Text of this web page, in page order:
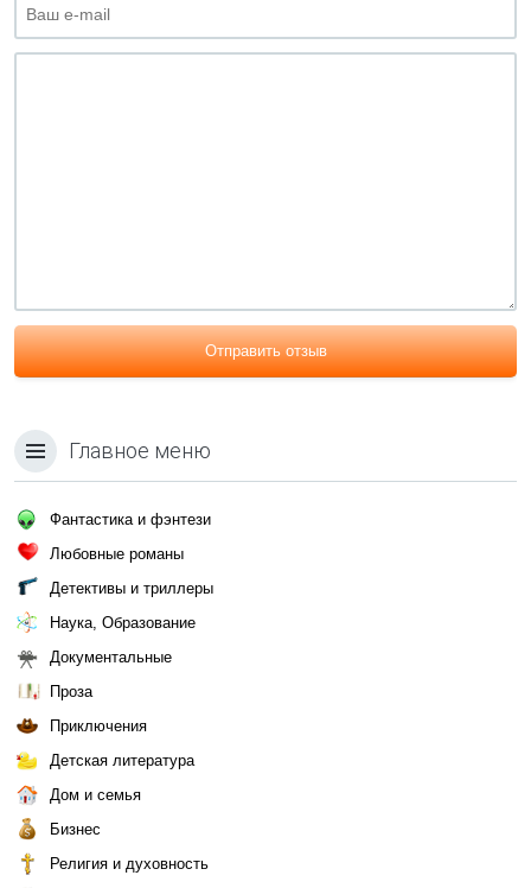
Отправить отзыв
Главное меню
Фантастика и фэнтези
Любовные романы
Детективы и триллеры
Наука, Образование
Документальные
Проза
Приключения
Детская литература
Дом и семья
Бизнес
Религия и духовность